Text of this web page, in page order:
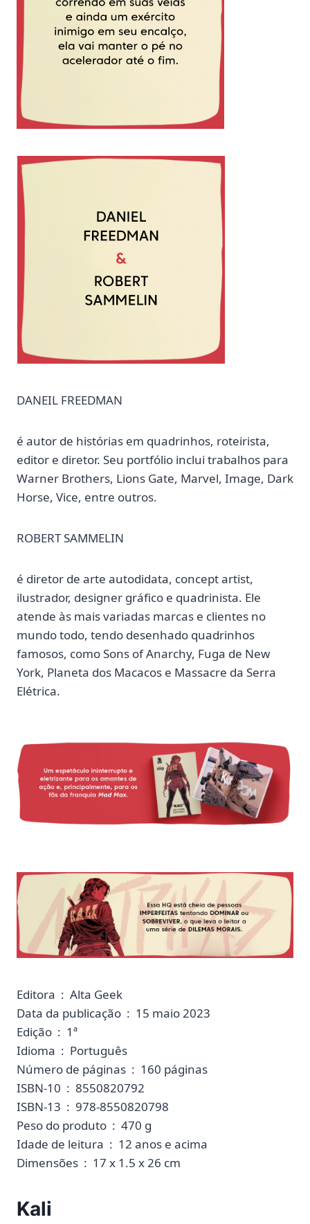
DANEIL FREEDMAN
é autor de histórias em quadrinhos, roteirista,
editor e diretor. Seu portfólio inclui trabalhos para
Warner Brothers, Lions Gate, Marvel, Image, Dark
Horse, Vice, entre outros.
ROBERT SAMMELIN
é diretor de arte autodidata, concept artist,
ilustrador, designer gráfico e quadrinista. Ele
atende às mais variadas marcas e clientes no
mundo todo, tendo desenhado quadrinhos
famosos, como Sons of Anarchy, Fuga de New
York, Planeta dos Macacos e Massacre da Serra
Elétrica.
Editora ‏ : ‎ Alta Geek
Data da publicação ‏ : ‎ 15 maio 2023
Edição ‏ : ‎ 1ª
Idioma ‏ : ‎ Português
Número de páginas ‏ : ‎ 160 páginas
ISBN-10 ‏ : ‎ 8550820792
ISBN-13 ‏ : ‎ 978-8550820798
Peso do produto ‏ : ‎ 470 g
Idade de leitura ‏ : ‎ 12 anos e acima
Dimensões ‏ : ‎ 17 x 1.5 x 26 cm
Kali